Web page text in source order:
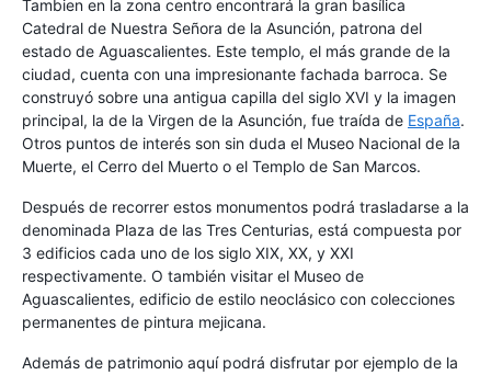
Tambien en la zona centro encontrará la gran basílica
Catedral de Nuestra Señora de la Asunción, patrona del
estado de Aguascalientes. Este templo, el más grande de la
ciudad, cuenta con una impresionante fachada barroca. Se
construyó sobre una antigua capilla del siglo XVI y la imagen
principal, la de la Virgen de la Asunción, fue traída de España.
Otros puntos de interés son sin duda el Museo Nacional de la
Muerte, el Cerro del Muerto o el Templo de San Marcos.
Después de recorrer estos monumentos podrá trasladarse a la
denominada Plaza de las Tres Centurias, está compuesta por
3 edificios cada uno de los siglo XIX, XX, y XXI
respectivamente. O también visitar el Museo de
Aguascalientes, edificio de estilo neoclásico con colecciones
permanentes de pintura mejicana.
Además de patrimonio aquí podrá disfrutar por ejemplo de la